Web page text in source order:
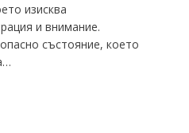
изисква
и внимание.
състояние, което